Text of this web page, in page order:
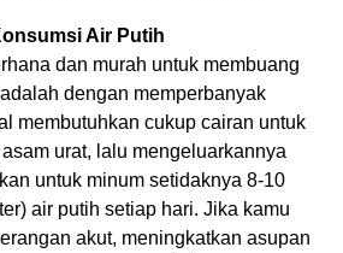
Air Putih
dan murah untuk membuang
dengan memperbanyak
membutuhkan cukup cairan untuk
urat, lalu mengeluarkannya
untuk minum setidaknya 8-10
air putih setiap hari. Jika kamu
akut, meningkatkan asupan